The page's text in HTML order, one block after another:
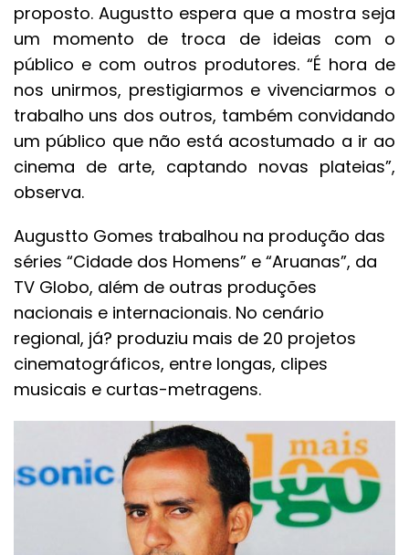
proposto. Augustto espera que a mostra seja
um momento de troca de ideias com o
público e com outros produtores. “É hora de
nos unirmos, prestigiarmos e vivenciarmos o
trabalho uns dos outros, também convidando
um público que não está acostumado a ir ao
cinema de arte, captando novas plateias”,
observa.
Augustto Gomes trabalhou na produção das
séries “Cidade dos Homens” e “Aruanas”, da
TV Globo, além de outras produções
nacionais e internacionais. No cenário
regional, já? produziu mais de 20 projetos
cinematográficos, entre longas, clipes
musicais e curtas-metragens.